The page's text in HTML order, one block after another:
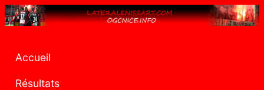
Accueil
Résultats